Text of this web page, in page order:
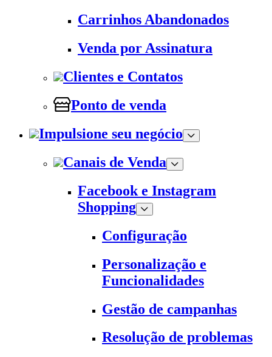
Carrinhos Abandonados
Venda por Assinatura
Clientes e Contatos
Ponto de venda
Impulsione seu negócio
Canais de Venda
Facebook e Instagram
Shopping
Configuração
Personalização e
Funcionalidades
Gestão de campanhas
Resolução de problemas